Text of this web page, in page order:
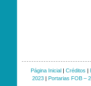
Página Inicial| Créditos |
2023| Portarias FOB –